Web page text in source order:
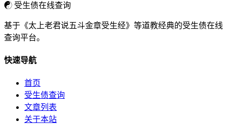
☯ 受生债在线查询
基于《太上老君说五斗金章受生经》等道教经典的受生债在线
查询平台。
快速导航
首页
受生债查询
文章列表
关于本站